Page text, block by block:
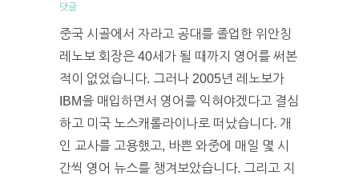
댓글
중국 시골에서 자라고 공대를 졸업한 위안칭
레노보 회장은 40세가 될 때까지 영어를 써본
적이 없었습니다. 그러나 2005년 레노보가
IBM을 매입하면서 영어를 익혀야겠다고 결심
하고 미국 노스캐롤라이나로 떠났습니다. 개
인 교사를 고용했고, 바쁜 와중에 매일 몇 시
간씩 영어 뉴스를 챙겨보았습니다. 그리고 지